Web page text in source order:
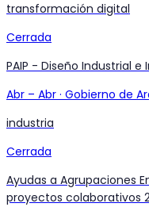
transformación digital
Cerrada
PAIP - Diseño Industrial e
Abr – Abr · Gobierno de
industria
Cerrada
Ayudas a Agrupaciones
proyectos colaborativos